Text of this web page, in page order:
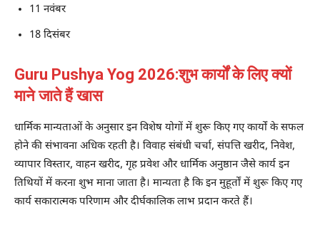
11 नवंबर
18 दिसंबर
Guru Pushya Yog 2026:शुभ कार्यों के लिए क्यों
माने जाते हैं खास
धार्मिक मान्यताओं के अनुसार इन विशेष योगों में शुरू किए गए कार्यों के सफल
होने की संभावना अधिक रहती है। विवाह संबंधी चर्चा, संपत्ति खरीद, निवेश,
व्यापार विस्तार, वाहन खरीद, गृह प्रवेश और धार्मिक अनुष्ठान जैसे कार्य इन
तिथियों में करना शुभ माना जाता है। मान्यता है कि इन मुहूर्तों में शुरू किए गए
कार्य सकारात्मक परिणाम और दीर्घकालिक लाभ प्रदान करते हैं।